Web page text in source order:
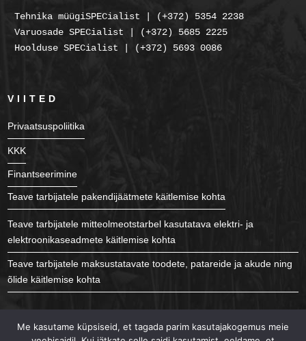
Tehnika müügiSPECialist | (+372) 5354 2238
Varuosade SPECialist | (+372) 5685 2225
Hoolduse SPECialist | (+372) 5693 0086
VIITED
Privaatsuspoliitika
KKK
Finantseerimine
Teave tarbijatele pakendijäätmete käitlemise kohta
Teave tarbijatele mitteolmeotstarbel kasutatava elektri- ja
elektroonikaseadmete käitlemise kohta
Teave tarbijatele maksustatavate toodete, patareide ja akude ning
õlide käitlemise kohta
Me kasutame küpsiseid, et tagada parim kasutajakogemus meie